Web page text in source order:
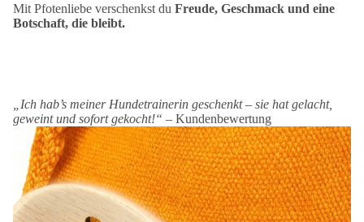
Mit Pfotenliebe verschenkst du Freude, Geschmack und eine
Botschaft, die bleibt.
„Ich hab’s meiner Hundetrainerin geschenkt – sie hat gelacht,
geweint und sofort gekocht!“ – Kundenbewertung